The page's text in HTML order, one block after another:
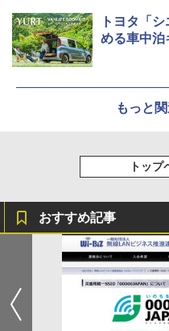
トヨタ「
める車中泊
もっと
トップ
おすすめ記事